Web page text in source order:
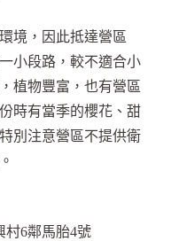
境，因此抵達營區
小段路，較不適合小
植物豐富，也有營區
時有當季的櫻花、甜
別注意營區不提供衛
村6鄰馬胎4號